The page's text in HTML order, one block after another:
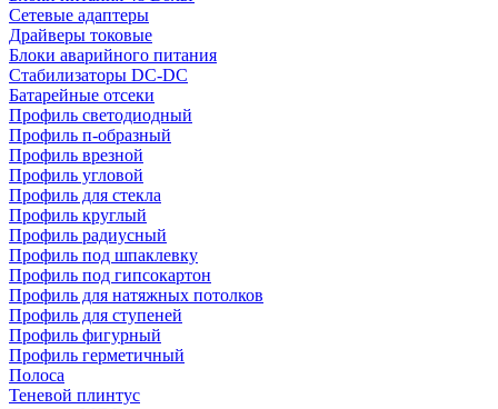
Сетевые адаптеры
Драйверы токовые
Блоки аварийного питания
Стабилизаторы DC-DC
Батарейные отсеки
Профиль светодиодный
Профиль п-образный
Профиль врезной
Профиль угловой
Профиль для стекла
Профиль круглый
Профиль радиусный
Профиль под шпаклевку
Профиль под гипсокартон
Профиль для натяжных потолков
Профиль для ступеней
Профиль фигурный
Профиль герметичный
Полоса
Теневой плинтус